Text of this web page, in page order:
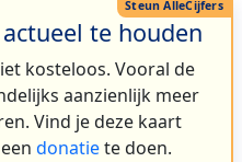
te houden
kosteloos. Vooral de
aanzienlijk meer
Vind je deze kaart
donatiete doen.